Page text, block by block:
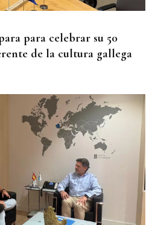
para celebrar su 50
de la cultura gallega